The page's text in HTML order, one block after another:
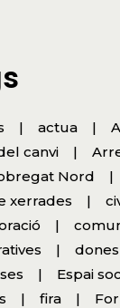
actua
canvi
Nord
xerrades
dones
Espai
fira